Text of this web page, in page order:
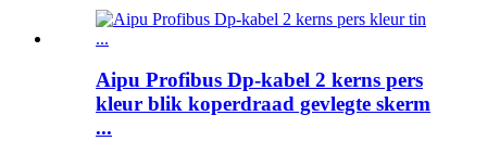
Aipu Profibus Dp-kabel 2 kerns pers
kleur blik koperdraad gevlegte skerm
...